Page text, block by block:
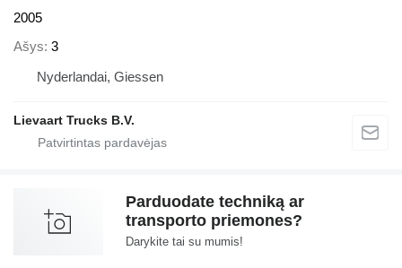
2005
Ašys 3
Nyderlandai, Giessen
Lievaart Trucks B.V.
Parduodate techniką ar
transporto priemones?
Darykite tai su mumis!